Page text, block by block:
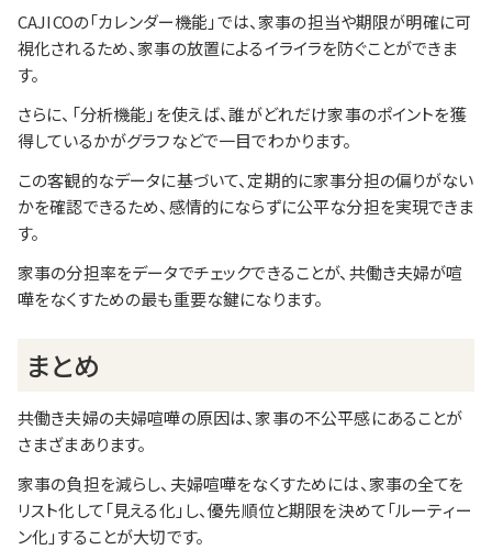
CAJICOの「カレンダー機能」では、家事の担当や期限が明確に可
視化されるため、家事の放置によるイライラを防ぐことができま
す。
さらに、「分析機能」を使えば、誰がどれだけ家事のポイントを獲
得しているかがグラフなどで一目でわかります。
この客観的なデータに基づいて、定期的に家事分担の偏りがない
かを確認できるため、感情的にならずに公平な分担を実現できま
す。
家事の分担率をデータでチェックできることが、共働き夫婦が喧
嘩をなくすための最も重要な鍵になります。
まとめ
共働き夫婦の夫婦喧嘩の原因は、家事の不公平感にあることが
さまざまあります。
家事の負担を減らし、夫婦喧嘩をなくすためには、家事の全てを
リスト化して「見える化」し、優先順位と期限を決めて「ルーティー
ン化」することが大切です。